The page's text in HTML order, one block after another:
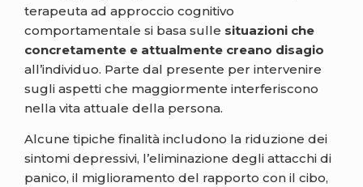
terapeuta ad approccio cognitivo
comportamentale si basa sulle situazioni che
concretamente e attualmente creano disagio
all’individuo. Parte dal presente per intervenire
sugli aspetti che maggiormente interferiscono
nella vita attuale della persona.
Alcune tipiche finalità includono la riduzione dei
sintomi depressivi, l’eliminazione degli attacchi di
panico, il miglioramento del rapporto con il cibo,